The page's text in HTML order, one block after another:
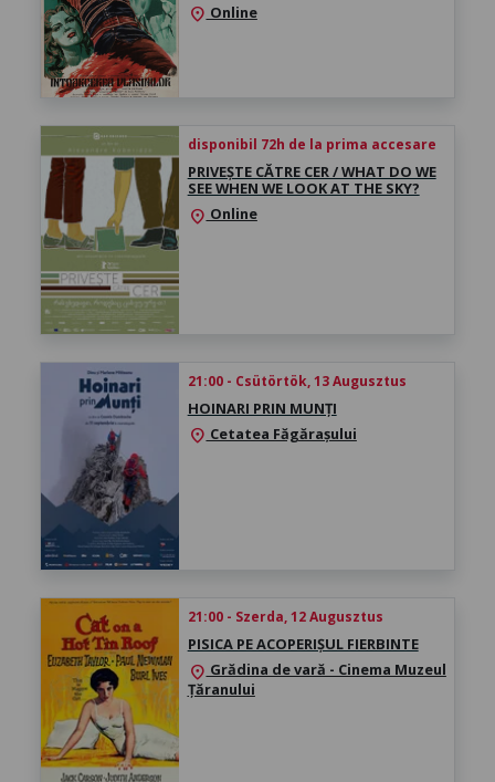
location_on Online
disponibil 72h de la prima accesare
PRIVEȘTE CĂTRE CER / WHAT DO WE
SEE WHEN WE LOOK AT THE SKY?
location_on Online
21:00 - Csütörtök, 13 Augusztus
HOINARI PRIN MUNȚI
location_on Cetatea Făgărașului
21:00 - Szerda, 12 Augusztus
PISICA PE ACOPERIȘUL FIERBINTE
location_on Grădina de vară - Cinema Muzeul
Țăranului